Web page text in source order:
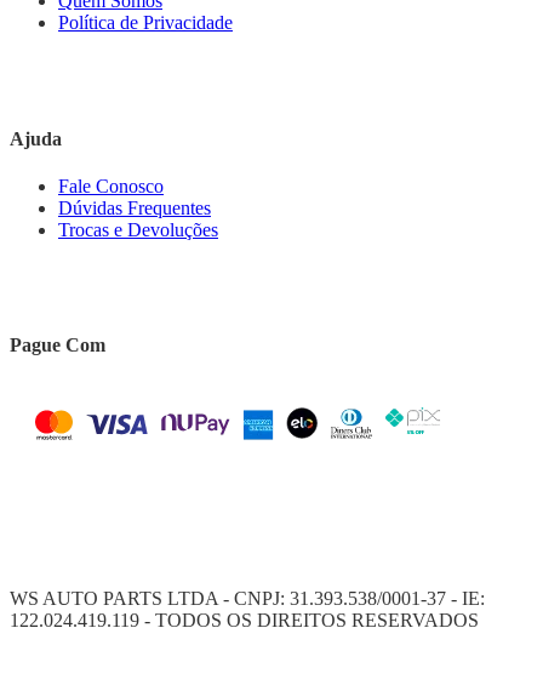
Política de Privacidade
Ajuda
Fale Conosco
Dúvidas Frequentes
Trocas e Devoluções
Pague Com
WS AUTO PARTS LTDA - CNPJ: 31.393.538/0001-37 - IE:
122.024.419.119 - TODOS OS DIREITOS RESERVADOS